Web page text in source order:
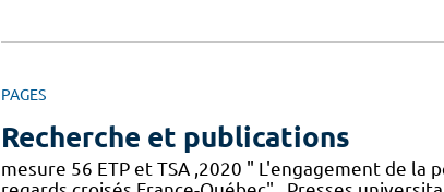
PAGES
Recherche et publications
mesure 56 ETP et TSA ,2020 " L'engagement de la